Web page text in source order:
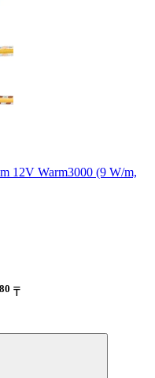
12V Warm3000 (9 W/m,
80 ₸